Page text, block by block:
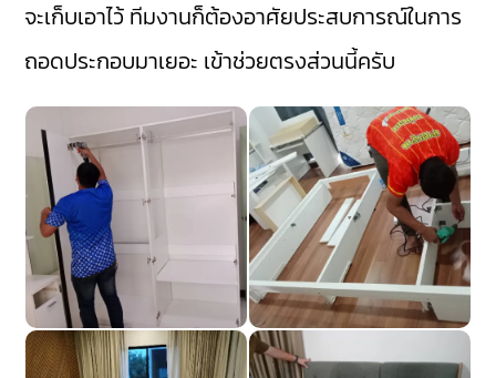
จะเก็บเอาไว้ ทีมงานก็ต้องอาศัยประสบการณ์ในการ
ถอดประกอบมาเยอะ เข้าช่วยตรงส่วนนี้ครับ